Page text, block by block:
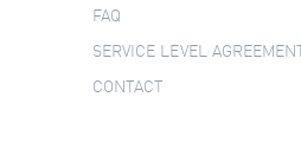
FAQ
SERVICE LEVEL
CONTACT